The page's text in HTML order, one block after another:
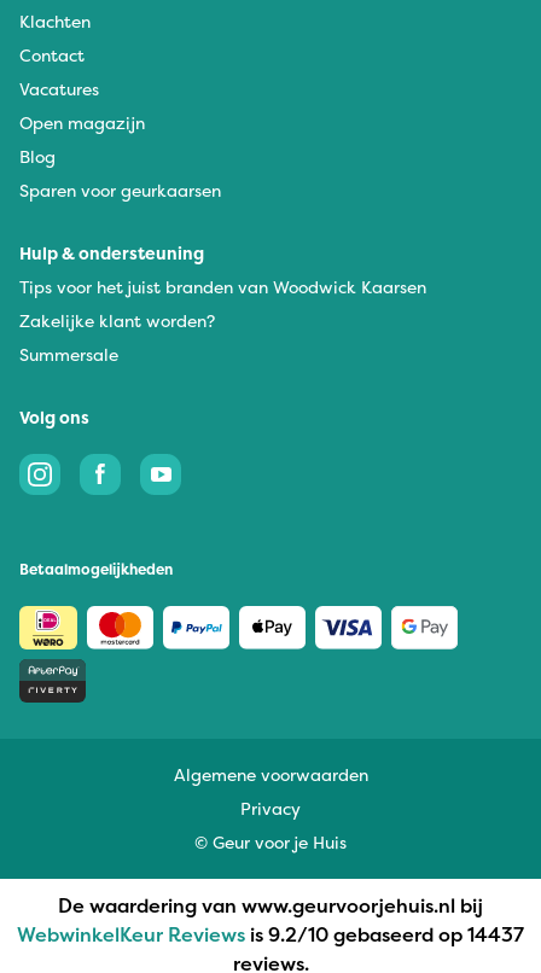
Klachten
Contact
Vacatures
Open magazijn
Blog
Sparen voor geurkaarsen
Hulp & ondersteuning
Tips voor het juist branden van Woodwick Kaarsen
Zakelijke klant worden?
Summersale
Volg ons
Betaalmogelijkheden
Algemene voorwaarden
Privacy
© Geur voor je Huis
De waardering van www.geurvoorjehuis.nl bij
WebwinkelKeur Reviews is 9.2/10 gebaseerd op 14437
reviews.